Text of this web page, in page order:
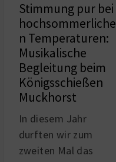
Stimmung pur bei
hochsommerliche
n Temperaturen:
Musikalische
Begleitung beim
Königsschießen
Muckhorst
In diesem Jahr
durften wir zum
zweiten Mal das